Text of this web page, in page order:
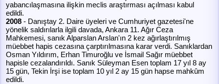
yabancılaşmasına ilişkin meclis araştırması açılması kabul
edildi.
2008 - Danıştay 2. Daire üyeleri ve Cumhuriyet gazetesi'ne
yönelik saldırılarla ilgili davada, Ankara 11. Ağır Ceza
Mahkemesi, sanık Alparslan Arslan'ın 2 kez ağırlaştırılmış
müebbet hapis cezasına çarptırılmasına karar verdi. Sanıklardan
Osman Yıldırım, Erhan Timuroğlu ve İsmail Sağır müebbet
hapisle cezalandırıldı. Sanık Süleyman Esen toplam 17 yıl 8 ay
15 gün, Tekin İrşi ise toplam 10 yıl 2 ay 15 gün hapse mahkûm
edildi.